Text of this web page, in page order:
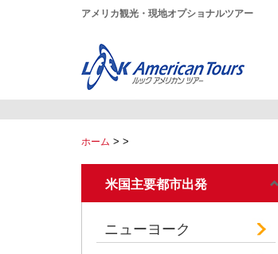
アメリカ観光・現地オプショナルツアー
ホーム > >
米国主要都市出発
ニューヨーク